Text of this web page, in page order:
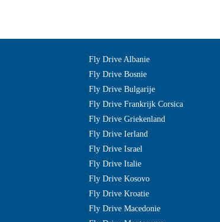
Fly Drive Albanie
Fly Drive Bosnie
Fly Drive Bulgarije
Fly Drive Frankrijk Corsica
Fly Drive Griekenland
Fly Drive Ierland
Fly Drive Israel
Fly Drive Italie
Fly Drive Kosovo
Fly Drive Kroatie
Fly Drive Macedonie